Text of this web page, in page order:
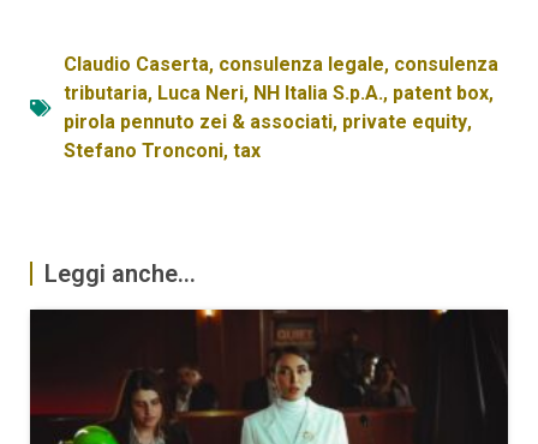
Claudio Caserta, consulenza legale, consulenza
tributaria, Luca Neri, NH Italia S.p.A., patent box,
pirola pennuto zei & associati, private equity,
Stefano Tronconi, tax
Leggi anche...